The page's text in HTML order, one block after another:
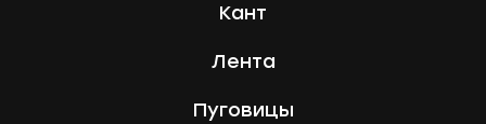
Кант
Лента
Пуговицы